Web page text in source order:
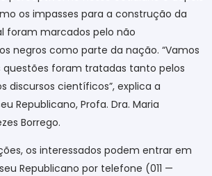
os impasses para a construção da
foram marcados pelo não
negros como parte da nação. “Vamos
foram tratadas tanto pelos
discursos científicos”, explica a
Republicano, Profa. Dra. Maria
Borrego.
os interessados podem entrar em
Republicano por telefone (011 —